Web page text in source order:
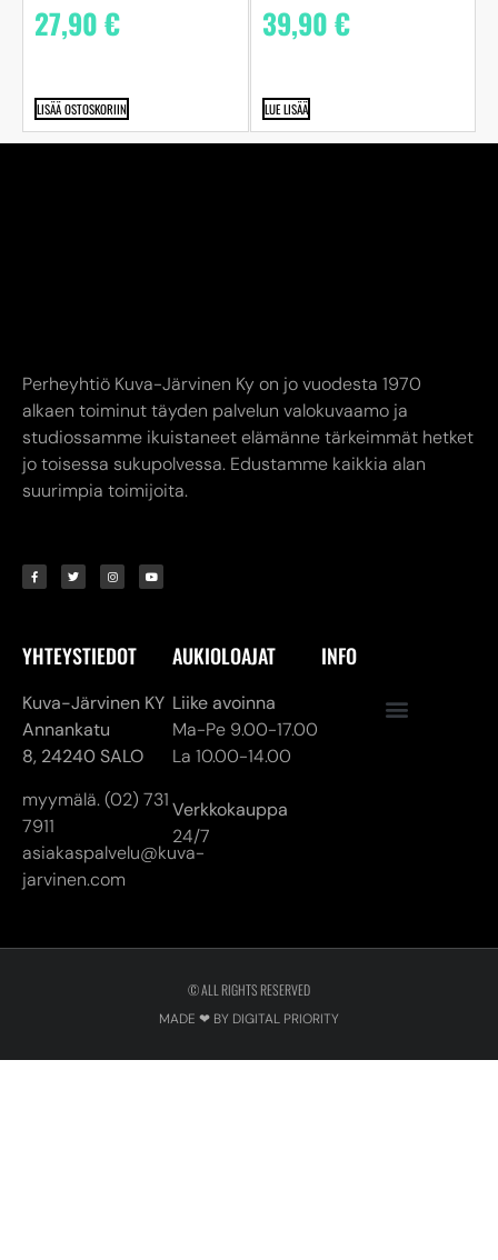
27,90€
LISÄÄ OSTOSKORIIN
39,90€
LUE LISÄÄ
Perheyhtiö Kuva-Järvinen Ky on jo vuodesta 1970
alkaen toiminut täyden palvelun valokuvaamo ja
studiossamme ikuistaneet elämänne tärkeimmät hetket
jo toisessa sukupolvessa. Edustamme kaikkia alan
suurimpia toimijoita.
YHTEYSTIEDOT
Kuva-Järvinen KY
Annankatu
8, 24240 SALO
myymälä. (02) 731
7911
asiakaspalvelu@kuva-
jarvinen.com
AUKIOLOAJAT
Liike avoinna
Ma-Pe 9.00-17.00
La 10.00-14.00
Verkkokauppa
24/7
INFO
© ALL RIGHTS RESERVED
MADE ❤ BY DIGITAL PRIORITY